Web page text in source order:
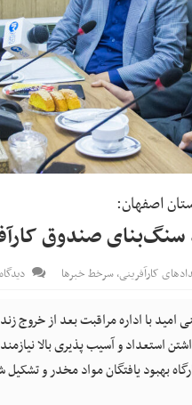
اصفهان:
صندوق
کارآفرینی,سرخط خبرها
با اداره مراقبت بعد از خروج
استعداد و آسیب پذیری بالا
بهبود یافتگان مواد مخدر و